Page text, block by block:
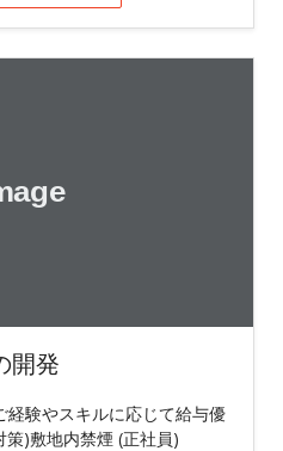
開発
験やスキルに応じて給与優
)敷地内禁煙 (正社員)